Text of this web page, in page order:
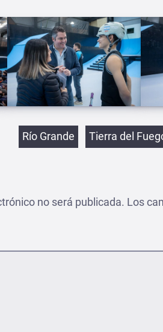
Etiquetas
Río Grande Tierra del
no será publicada. Los